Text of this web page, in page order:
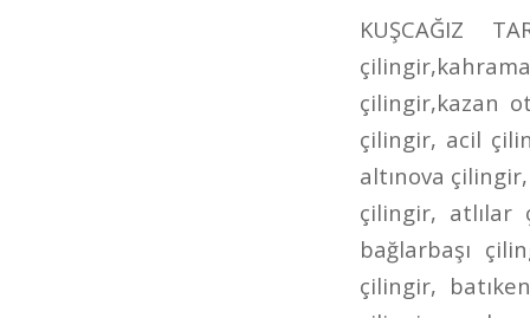
KUŞCAĞIZ TARHANLAR CADDESİ ÇİLİNGİR kahramankazan çilingir,kazan çilingir,kahramankazan anahtarcı,kazan anahtarcı,kahramankazan oto çilingir,kazan oto çilingir,karamankazan oto anahtarcı,kazan oto anahtarcı,7/24 çilingir, acil çilingir, adalı çilingir, aktepe çilingir, akyurt çilingir, altındağ çilingir, altınova çilingir, altınpark çilingir, ankara çilingir, ankara oto çilingir, aşağı eğlence çilingir, atlılar çilingir, ayrancı çilingir, bademlik çilingir, bağcı caddesi çilingir, bağlarbaşı çilingir, bağlıca çilingir, bağlum çilingir, balgat çilingir, basınevleri çilingir, batıkent çilingir, bilkent çilingir, bölük caddesi çilingir, bursa caddesi çilingir, çankaya çilingir, cevizlidere çilingir, çubuk çilingir, çukurambar çilingir, demetevler çilingir, dikmen çilingir, dışkapı çilingir, dutluk çilingir, elvankent çilingir, emrah mahallesi çilingir, ergenekon caddesi çilingir, eryaman çilingir, esat çilingir, esertepe çilingir, etimesgut çilingir, etlik ayvalı çilingir, Etlik Çilingir, gazino çilingir, güneşevler çilingir, hacıbayram çilingir, hacıkadın çilingir, hasköy çilingir, ilker caddesi çilingir, İncirli Çilingir, incirli oto çilingir, iskitler çilingir, ivedik çilingir, kafkaslar çilingir, kanuni çilingir, kardeşler çilingir, kazımkarabekir çilingir, kızılay çilingir, kuyubaşı çilingir, kuzey ankara toki çilingir, lalegül çilingir, nöbetçi çilingir, öntek çilingir, ovacık çilingir, pınarbaşı çilingir, pursaklar çilingir, pursaklar saray çilingir, sanatoryum çilingir, sancaktepe çilingir, şehit süleyman efe çilingir, şentepe çilingir, siteler çilingir, sokullu çilingir, solfasol çilingir, subayevleri çilingir, tandoğan çilingir, tepebaşı çilingir, ufuktepe çilingir, ufuktepe oto anahtarcısı, ufuktepe oto çilingir, ulus çilingir, uyanış çilingir, varlık mahallesi çilingir, yeni ziraat mahallesi çilingir, yenimahalle çilingir, yeşiltepe çilingir, yükseltepe çilingir,